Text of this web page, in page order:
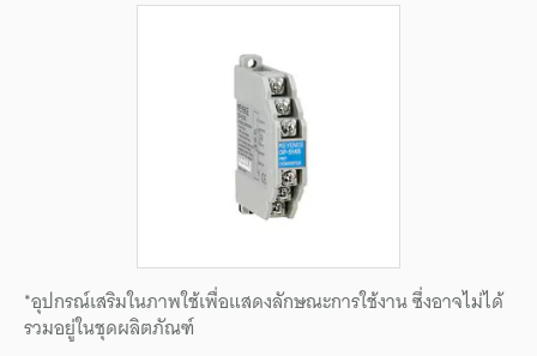
*อุปกรณ์เสริมในภาพใช้เพื่อแสดงลักษณะการใช้งาน ซึ่งอาจไม่ได้
รวมอยู่ในชุดผลิตภัณฑ์